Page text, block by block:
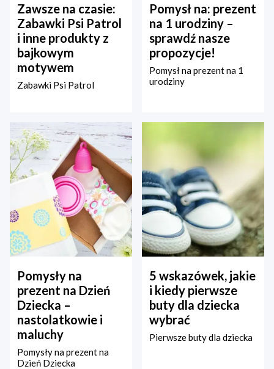
Zawsze na czasie:
Zabawki Psi Patrol
i inne produkty z
bajkowym
motywem
Zabawki Psi Patrol
Pomysł na: prezent
na 1 urodziny –
sprawdź nasze
propozycje!
Pomysł na prezent na 1
urodziny
Pomysły na
prezent na Dzień
Dziecka –
nastolatkowie i
maluchy
Pomysły na prezent na
Dzień Dziecka
5 wskazówek, jakie
i kiedy pierwsze
buty dla dziecka
wybrać
Pierwsze buty dla dziecka